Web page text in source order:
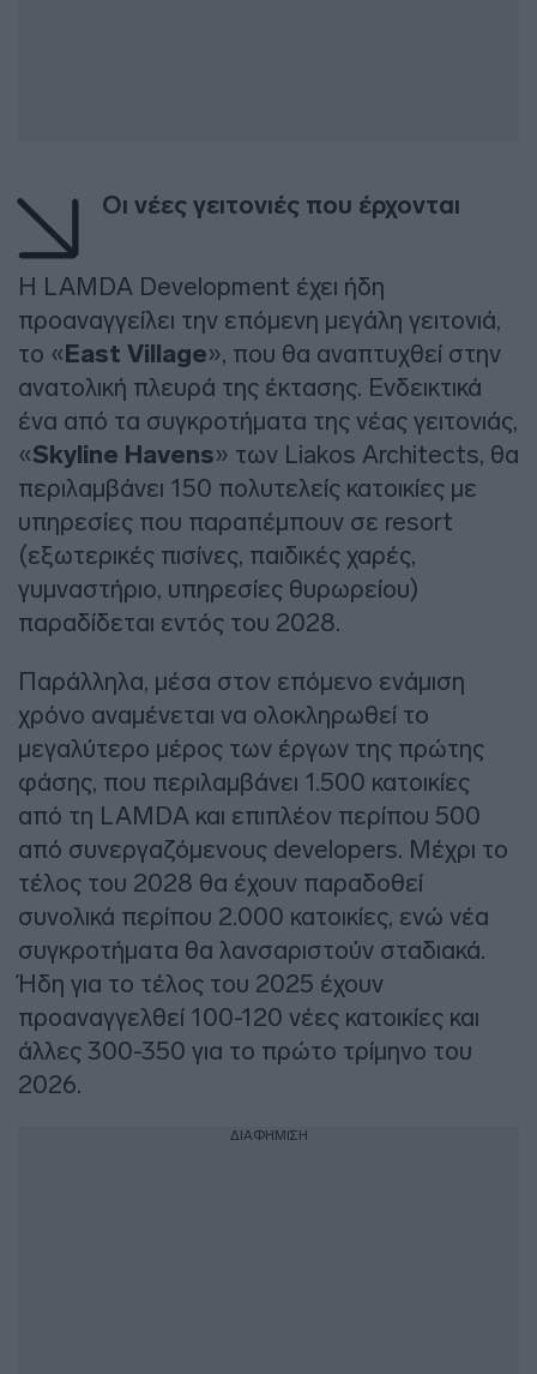
Οι νέες γειτονιές που έρχονται
Η LAMDA Development έχει ήδη
προαναγγείλει την επόμενη μεγάλη γειτονιά,
το « East Village», που θα αναπτυχθεί στην
ανατολική πλευρά της έκτασης. Ενδεικτικά
ένα από τα συγκροτήματα της νέας γειτονιάς,
«Skyline Havens» των Liakos Architects, θα
περιλαμβάνει 150 πολυτελείς κατοικίες με
υπηρεσίες που παραπέμπουν σε resort
(εξωτερικές πισίνες, παιδικές χαρές,
γυμναστήριο, υπηρεσίες θυρωρείου)
παραδίδεται εντός του 2028.
Παράλληλα, μέσα στον επόμενο ενάμιση
χρόνο αναμένεται να ολοκληρωθεί το
μεγαλύτερο μέρος των έργων της πρώτης
φάσης, που περιλαμβάνει 1.500 κατοικίες
από τη LAMDA και επιπλέον περίπου 500
από συνεργαζόμενους developers. Μέχρι το
τέλος του 2028 θα έχουν παραδοθεί
συνολικά περίπου 2.000 κατοικίες, ενώ νέα
συγκροτήματα θα λανσαριστούν σταδιακά.
Ήδη για το τέλος του 2025 έχουν
προαναγγελθεί 100-120 νέες κατοικίες και
άλλες 300-350 για το πρώτο τρίμηνο του
2026.
ΔΙΑΦΗΜΙΣΗ